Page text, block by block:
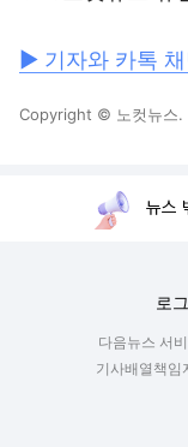
▶ 기자와 카톡 채
Copyright © 노컷뉴스.
뉴스
로
다음뉴스 서
기사배열책임